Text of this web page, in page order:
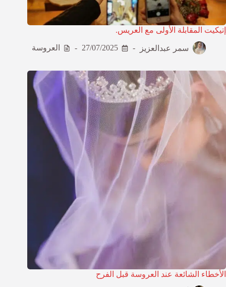
إتيكيت المقابلة الأولى مع العريس.
سمر عبدالعزيز 27/07/2025 العروسة
الأخطاء الشائعة عند العروسة قبل الفرح